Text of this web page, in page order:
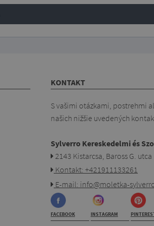
KONTAKT
S vašimi otázkami, postrehmi
našich nižšie uvedených
Sylverro Kereskedelmi és
2143 Kistarcsa, Baross G.
Kontakt: +421911133261
E-mail: info@moletka-
FACEBOOK INSTAGRAM